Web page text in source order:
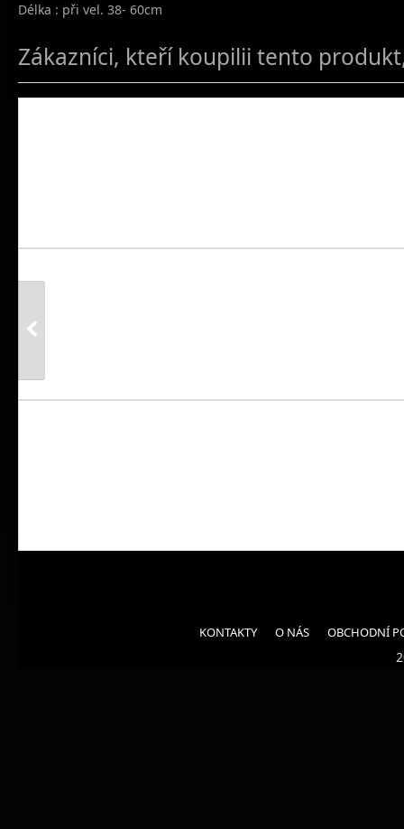
Délka : při vel. 38- 60cm
Zákazníci, kteří koupilii tento
KONTAKTY O NÁS OBCHODNÍ